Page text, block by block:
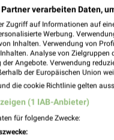
Ernsting's family
71634 Ludwigsburg
verarbeiten Daten,
Zugriff auf Informationen auf
Werbung.
Inhalten. Verwendung von
Analyse von
der Angebote. Verwendung
der Europäischen Union
die cookie Richtlinie gelten
(1 IAB-Anbieter)
für folgende Zwecke: